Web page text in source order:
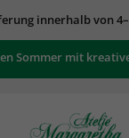
innerhalb von
Sommer mit